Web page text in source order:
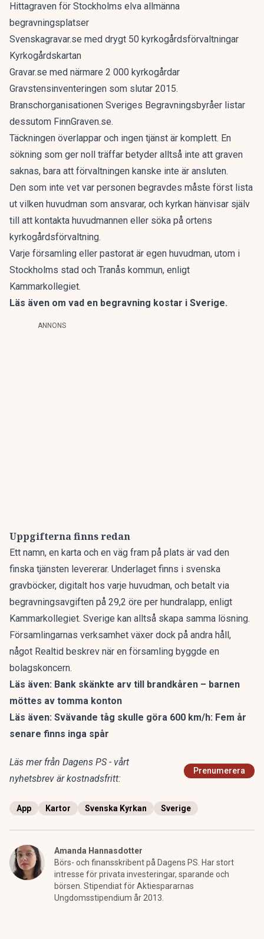
Hittagraven för Stockholms elva allmänna
begravningsplatser
Svenskagravar.se med drygt 50 kyrkogårdsförvaltningar
Kyrkogårdskartan
Gravar.se med närmare 2 000 kyrkogårdar
Gravstensinventeringen som slutar 2015.
Branschorganisationen Sveriges Begravningsbyråer listar
dessutom FinnGraven.se.
Täckningen överlappar och ingen tjänst är komplett. En
sökning som ger noll träffar betyder alltså inte att graven
saknas, bara att förvaltningen kanske inte är ansluten.
Den som inte vet var personen begravdes måste först lista
ut vilken huvudman som ansvarar, och kyrkan hänvisar själv
till att kontakta huvudmannen eller söka på ortens
kyrkogårdsförvaltning.
Varje församling eller pastorat är egen huvudman, utom i
Stockholms stad och Tranås kommun, enligt
Kammarkollegiet.
Läs även om vad en begravning kostar i Sverige.
ANNONS
Uppgifterna finns redan
Ett namn, en karta och en väg fram på plats är vad den
finska tjänsten levererar. Underlaget finns i svenska
gravböcker, digitalt hos varje huvudman, och betalt via
begravningsavgiften på 29,2 öre per hundralapp, enligt
Kammarkollegiet. Sverige kan alltså skapa samma lösning.
Församlingarnas verksamhet växer dock på andra håll,
något Realtid beskrev när en församling byggde en
bolagskoncern.
Läs även: Bank skänkte arv till brandkåren – barnen
möttes av tomma konton
Läs även: Svävande tåg skulle göra 600 km/h: Fem år
senare finns inga spår
Läs mer från Dagens PS - vårt
nyhetsbrev är kostnadsfritt:
Prenumerera
App Kartor Svenska Kyrkan Sverige
Amanda Hannasdotter
Börs- och finansskribent på Dagens PS. Har stort
intresse för privata investeringar, sparande och
börsen. Stipendiat för Aktiespararnas
Ungdomsstipendium år 2013.